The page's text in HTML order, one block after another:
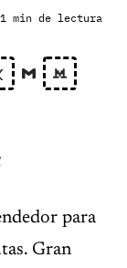
min de lectura
para
Gran